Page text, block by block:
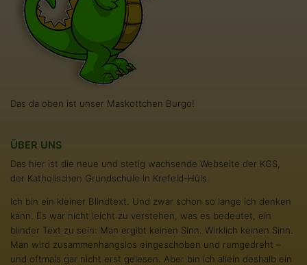
Das da oben ist unser Maskottchen Burgo!
ÜBER UNS
Das hier ist die neue und stetig wachsende Webseite der KGS,
der Katholischen Grundschule in Krefeld-Hüls.
Ich bin ein kleiner Blindtext. Und zwar schon so lange ich denken
kann. Es war nicht leicht zu verstehen, was es bedeutet, ein
blinder Text zu sein: Man ergibt keinen Sinn. Wirklich keinen Sinn.
Man wird zusammenhangslos eingeschoben und rumgedreht –
und oftmals gar nicht erst gelesen. Aber bin ich allein deshalb ein